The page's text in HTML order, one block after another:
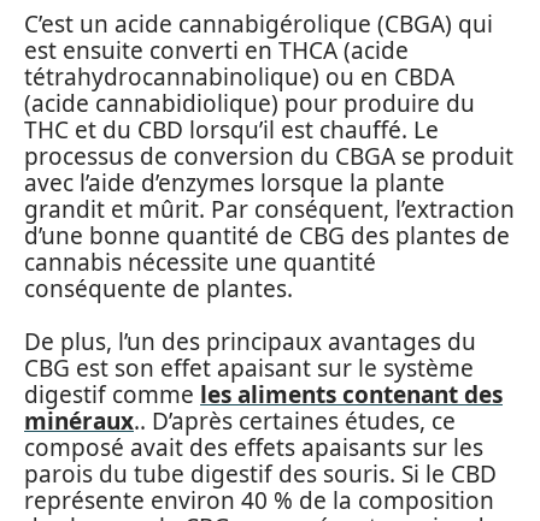
C’est un acide cannabigérolique (CBGA) qui
est ensuite converti en THCA (acide
tétrahydrocannabinolique) ou en CBDA
(acide cannabidiolique) pour produire du
THC et du CBD lorsqu’il est chauffé. Le
processus de conversion du CBGA se produit
avec l’aide d’enzymes lorsque la plante
grandit et mûrit. Par conséquent, l’extraction
d’une bonne quantité de CBG des plantes de
cannabis nécessite une quantité
conséquente de plantes.
De plus, l’un des principaux avantages du
CBG est son effet apaisant sur le système
digestif comme les aliments contenant des
minéraux.. D’après certaines études, ce
composé avait des effets apaisants sur les
parois du tube digestif des souris. Si le CBD
représente environ 40 % de la composition